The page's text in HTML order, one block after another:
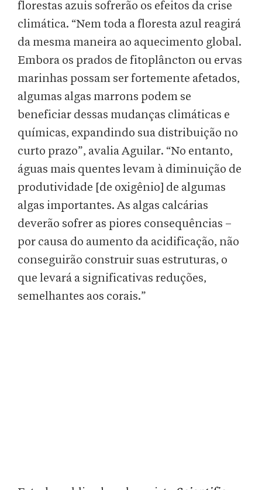
florestas azuis sofrerão os efeitos da crise
climática. “Nem toda a floresta azul reagirá
da mesma maneira ao aquecimento global.
Embora os prados de fitoplâncton ou ervas
marinhas possam ser fortemente afetados,
algumas algas marrons podem se
beneficiar dessas mudanças climáticas e
químicas, expandindo sua distribuição no
curto prazo”, avalia Aguilar. “No entanto,
águas mais quentes levam à diminuição de
produtividade [de oxigênio] de algumas
algas importantes. As algas calcárias
deverão sofrer as piores consequências –
por causa do aumento da acidificação, não
conseguirão construir suas estruturas, o
que levará a significativas reduções,
semelhantes aos corais.”